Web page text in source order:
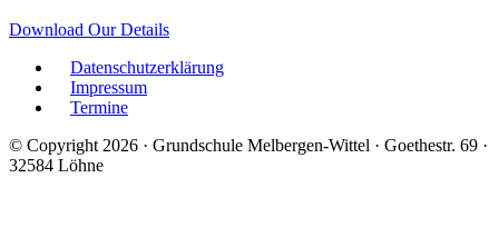
Download Our Details
Datenschutzerklärung
Impressum
Termine
© Copyright 2026 · Grundschule Melbergen-Wittel · Goethestr. 69 ·
32584 Löhne